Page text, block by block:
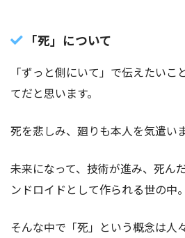
「死」について
「ずっと側にいて」で伝えたい
てだと思います。
死を悲しみ、廻りも本人を気遣いま
未来になって、技術が進み、死ん
ンドロイドとして作られる世の中。
そんな中で「死」という概念は人